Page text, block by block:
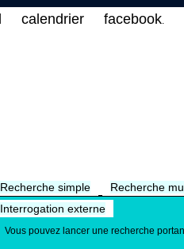
Recherche simple
Recherche
Interrogation externe
Vous pouvez lancer une recherche
calendrier facebook.